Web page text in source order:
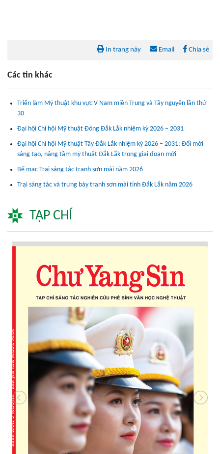
In trang này Email Chia sẻ
Các tin khác
Triển lãm Mỹ thuật khu vực V Nam miền Trung và Tây nguyên lần thứ
30
Đại hội Chi hội Mỹ thuật Đông Đắk Lắk nhiệm kỳ 2026 – 2031
Đại hội Chi hội Mỹ thuật Tây Đắk Lắk nhiệm kỳ 2026 – 2031: Đổi mới
sáng tạo, nâng tầm mỹ thuật Đắk Lắk trong giai đoạn mới
Bế mạc Trại sáng tác tranh sơn mài năm 2026
Trại sáng tác và trưng bày tranh sơn mài tỉnh Đắk Lắk năm 2026
TẠP CHÍ